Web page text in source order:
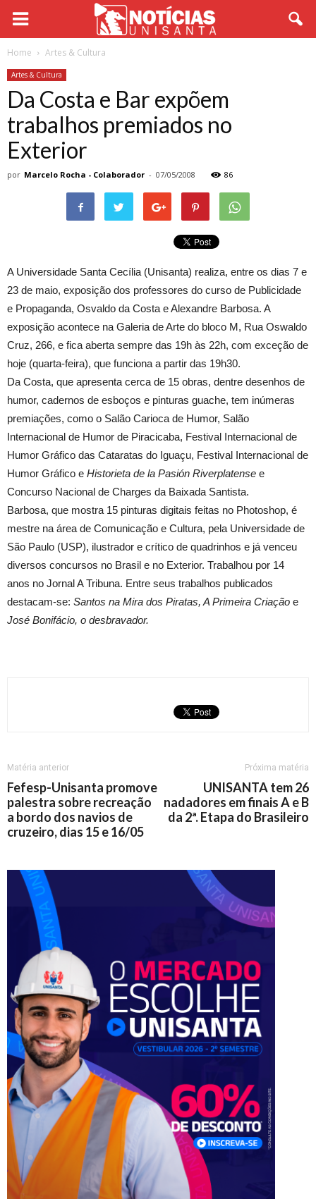
Home Artes & Cultura
Artes & Cultura
Da Costa e Bar expõem
trabalhos premiados no
Exterior
por Marcelo Rocha - Colaborador - 07/05/2008 86
A Universidade Santa Cecília (Unisanta) realiza, entre os dias 7 e
23 de maio, exposição dos professores do curso de Publicidade
e Propaganda, Osvaldo da Costa e Alexandre Barbosa. A
exposição acontece na Galeria de Arte do bloco M, Rua Oswaldo
Cruz, 266, e fica aberta sempre das 19h às 22h, com exceção de
hoje (quarta-feira), que funciona a partir das 19h30.
Da Costa, que apresenta cerca de 15 obras, dentre desenhos de
humor, cadernos de esboços e pinturas guache, tem inúmeras
premiações, como o Salão Carioca de Humor, Salão
Internacional de Humor de Piracicaba, Festival Internacional de
Humor Gráfico das Cataratas do Iguaçu, Festival Internacional de
Humor Gráfico e Historieta de la Pasión Riverplatense e
Concurso Nacional de Charges da Baixada Santista.
Barbosa, que mostra 15 pinturas digitais feitas no Photoshop, é
mestre na área de Comunicação e Cultura, pela Universidade de
São Paulo (USP), ilustrador e crítico de quadrinhos e já venceu
diversos concursos no Brasil e no Exterior. Trabalhou por 14
anos no Jornal A Tribuna. Entre seus trabalhos publicados
destacam-se: Santos na Mira dos Piratas, A Primeira Criação e
José Bonifácio, o desbravador.
Matéria anterior
Fefesp-Unisanta promove
palestra sobre recreação
a bordo dos navios de
cruzeiro, dias 15 e 16/05
Próxima matéria
UNISANTA tem 26
nadadores em finais A e B
da 2ª. Etapa do Brasileiro